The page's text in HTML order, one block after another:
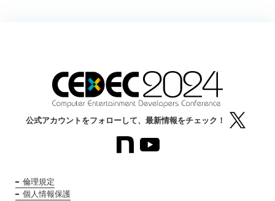
公式アカウントをフォローして、最新情報をチェック！
倫理規定
個人情報保護